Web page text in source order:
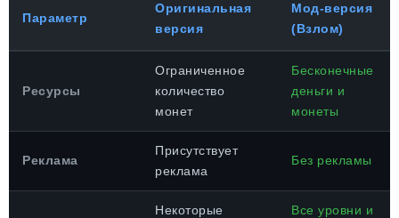
Параметр
Оригинальная
версия
Мод-версия
(Взлом)
Ресурсы
Ограниченное
количество
монет
Бесконечные
деньги и
монеты
Реклама
Присутствует
реклама
Без рекламы
Некоторые
Все уровни и